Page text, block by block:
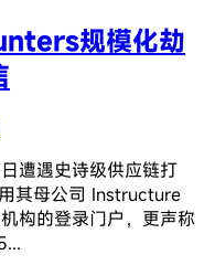
规模化劫
遭遇史诗级供应链打
其母公司 Instructure
构的登录门户，更声称